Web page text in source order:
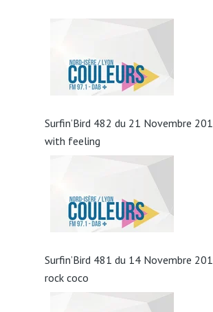
Surfin’Bird 482 du 21 Novembre
with feeling
Surfin’Bird 481 du 14 Novembre
rock coco